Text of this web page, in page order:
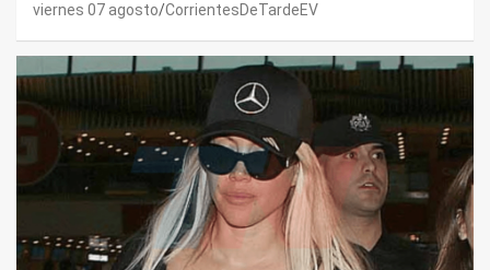
DE PAUL: LOS MOTIVOS
viernes 07 agosto CorrientesDeTardeEV